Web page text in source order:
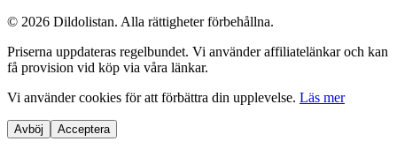
© 2026 Dildolistan. Alla rättigheter förbehållna.
Priserna uppdateras regelbundet. Vi använder affiliatelänkar och kan
få provision vid köp via våra länkar.
Vi använder cookies för att förbättra din upplevelse. Läs mer
Avböj Acceptera